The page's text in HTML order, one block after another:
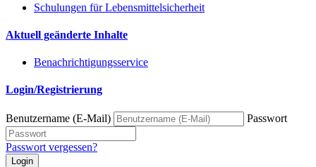
Schulungen für Lebensmittelsicherheit
Aktuell geänderte Inhalte
Benachrichtigungsservice
Login/Registrierung
Benutzername (E-Mail) Passwort
Passwort vergessen?
Login